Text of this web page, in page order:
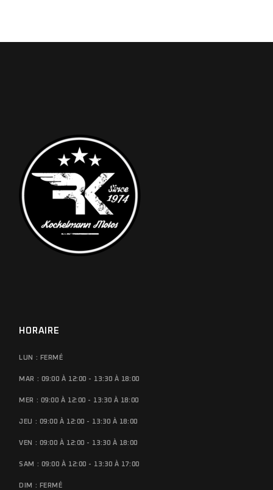
HORAIRE
LUN : FERMÉ
MAR : 09:00 À 12:00 - 13:30 À 18:00
MER : 09:00 À 12:00 - 13:30 À 18:00
JEU : 09:00 À 12:00 - 13:30 À 18:00
VEN : 09:00 À 12:00 - 13:30 À 18:00
SAM : 09:00 À 12:00 - 13:30 À 17:00
DIM : FERMÉ